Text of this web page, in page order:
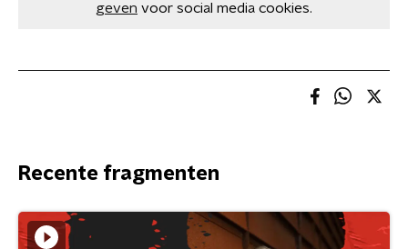
geven voor social media cookies.
Recente fragmenten